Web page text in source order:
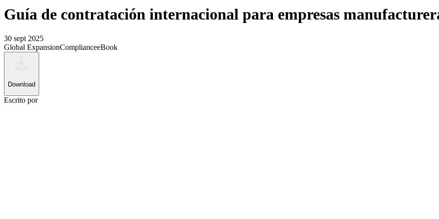
Guía de contratación internacional para empresas
30 sept 2025
Global ExpansionComplianceeBook
Download
Escrito por